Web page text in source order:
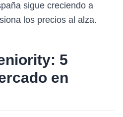
sigue creciendo a
los precios al alza.
5
en